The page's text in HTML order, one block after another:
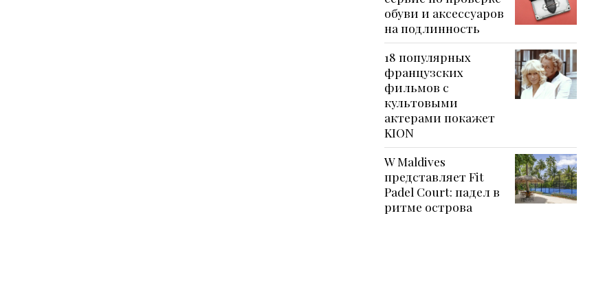
обуви и аксессуаров
на подлинность
18 популярных
французских
фильмов с
культовыми
актерами покажет
KION
W Maldives
представляет Fit
Padel Court: падел в
ритме острова